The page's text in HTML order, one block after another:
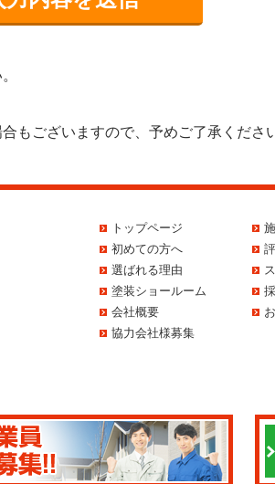
もございますので、予めご了承くださ
トップページ
初めての方へ
選ばれる理由
塗装ショールーム
会社概要
協力会社様募集